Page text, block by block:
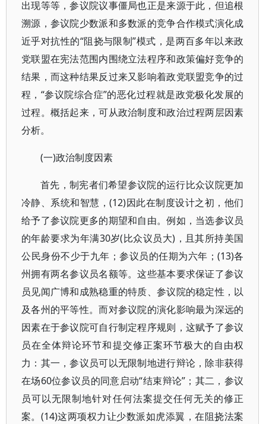
出现等等，参议院议事僵局也正是来源于此，但追根
溯源，参议院少数派和多数派的竞争合作模式演化成
近乎对抗性的“阻挠与限制”模式，是两百多年以来政
党联盟在宪法范围内围绕立法程序和政策偏好竞争的
结果，而这种结果反过来又影响着政党联盟竞争的过
程，“参议院综合症”的恶化过程就是政党极化发展的
过程。概括起来，可从政治制度和政治过程两层因素
分析。
(一)政治制度因素
首先，制宪者们希望参议院的运行比众议院更加
冷静、系统和智慧，(12)因此在制度设计之初，他们
给予了参议院更多的期望和自由。例如，当选参议员
的年龄要求为年满30岁(比众议员大)，且其所持美国
公民身份不少于九年；参议员的任期为六年；(13)各
州拥有两名参议员名额等。这些基本要求保证了参议
员见闻广博和成熟稳重的特质、参议院的稳定性，以
及各州的平等性。而对参议院的演化影响最为深远的
因素在于参议院可自行制定程序规则，这赋予了参议
员在全体辩论环节和提交修正案环节极大的自由权
力：其一，参议员可以无限制地进行辩论，除非获得
在场60位参议员的同意启动“结束辩论”；其二，参议
员可以无限制地针对任何法案提交任何无关的修正
案。(14)这两项权力让少数派如虎添翼，在阻挠法案